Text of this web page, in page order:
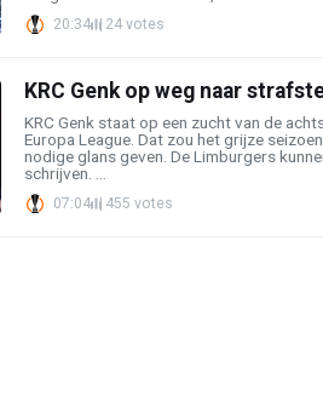
20:34 24 votes
KRC Genk op weg naar
KRC Genk staat op een zucht van de
Europa League. Dat zou het grijze
nodige glans geven. De Limburgers
schrijven. ...
07:04 455 votes